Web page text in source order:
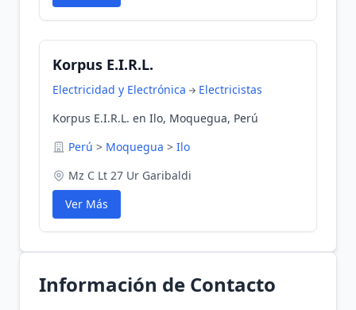
Korpus E.I.R.L.
Electricidad y Electrónica
Electricistas
Korpus E.I.R.L. en Ilo, Moquegua, Perú
Perú > Moquegua > Ilo
Mz C Lt 27 Ur Garibaldi
Ver Más
Información de Contacto